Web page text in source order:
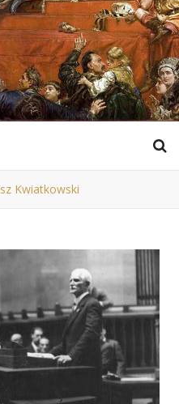
Kwiatkowski